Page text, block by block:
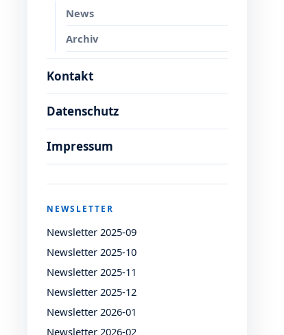
News
Archiv
Kontakt
Datenschutz
Impressum
NEWSLETTER
Newsletter 2025-09
Newsletter 2025-10
Newsletter 2025-11
Newsletter 2025-12
Newsletter 2026-01
Newsletter 2026-02